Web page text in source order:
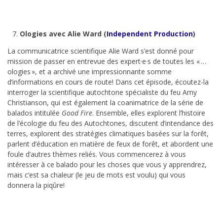
Ologies avec Alie Ward (Independent Production)
La communicatrice scientifique Alie Ward s’est donné pour
mission de passer en entrevue des expert·e·s de toutes les « …
ologies », et a archivé une impressionnante somme
d’informations en cours de route! Dans cet épisode, écoutez-la
interroger la scientifique autochtone spécialiste du feu Amy
Christianson, qui est également la coanimatrice de la série de
balados intitulée Good Fire. Ensemble, elles explorent l’histoire
de l’écologie du feu des Autochtones, discutent d’intendance des
terres, explorent des stratégies climatiques basées sur la forêt,
parlent d’éducation en matière de feux de forêt, et abordent une
foule d’autres thèmes reliés. Vous commencerez à vous
intéresser à ce balado pour les choses que vous y apprendrez,
mais c’est sa chaleur (le jeu de mots est voulu) qui vous
donnera la piqûre!